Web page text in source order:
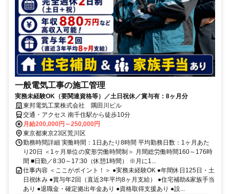
一般電気工事の施工管理
実務未経験OK（要関連資格等）／土日祝休／賞与有：8ヶ月分
東邦電気工業株式会社 隅田川ビル
交通・アクセス 南千住駅から徒歩10分
月給200,000円～250,000円
東京都東京23区荒川区
勤務時間詳細 実働時間：1日あたり8時間 平均勤務日数：1ヶ月あた
り20日 ＜1ヶ月単位の変形労働時間制＞ 月間総労働時間160～176時
間 ■日勤／8:30～17:30（休憩1時間） ※月に1...
仕事内容 ＜ここがポイント！＞ ●実務未経験OK ●年間休日125日・土
日祝休み ●賞与年2回（直近3年平均8ヶ月支給） ●住宅補助&家族手当
あり ●退職金・確定拠出年金あり ●資格取得支援あり ●設...